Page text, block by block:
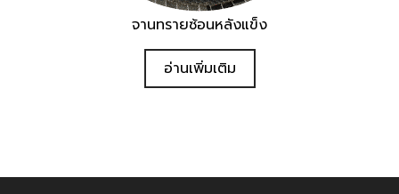
จานทรายซ้อนหลังแข็ง
อ่านเพิ่มเติม